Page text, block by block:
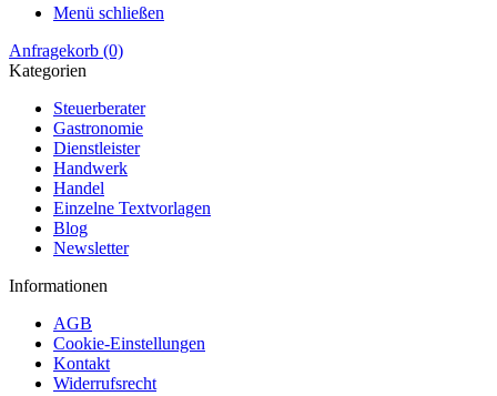
Menü schließen
Anfragekorb (0)
Kategorien
Steuerberater
Gastronomie
Dienstleister
Handwerk
Handel
Einzelne Textvorlagen
Blog
Newsletter
Informationen
AGB
Cookie-Einstellungen
Kontakt
Widerrufsrecht